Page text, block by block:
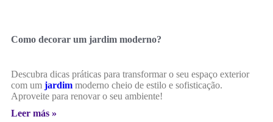
Como decorar um jardim moderno?
Descubra dicas práticas para transformar o seu espaço exterior
com um jardim moderno cheio de estilo e sofisticação.
Aproveite para renovar o seu ambiente!
Leer más »